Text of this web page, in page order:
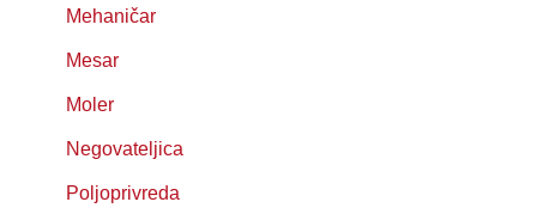
Mehaničar
Mesar
Moler
Negovateljica
Poljoprivreda